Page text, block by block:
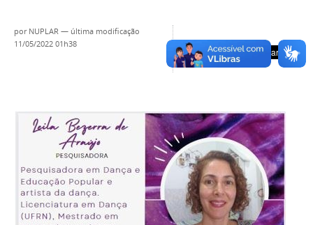
por NUPLAR — última modificação
11/05/2022 01h38